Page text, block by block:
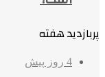
پربازدید هفته
4 روز پیش